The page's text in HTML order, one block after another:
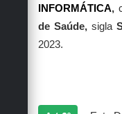
INFORMÁTICA,
de Saúde, sigla
2023.